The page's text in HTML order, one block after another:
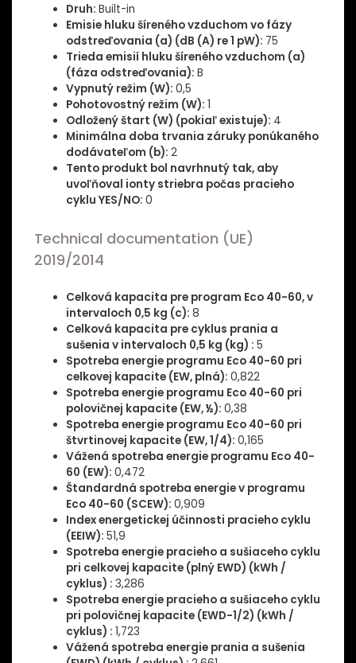
Druh: Built-in
Emisie hluku šíreného vzduchom vo fázy
odstreďovania (a) (dB (A) re 1 pW): 75
Trieda emisií hluku šíreného vzduchom (a)
(fáza odstreďovania): B
Vypnutý režim (W): 0,5
Pohotovostný režim (W): 1
Odložený štart (W) (pokiaľ existuje): 4
Minimálna doba trvania záruky ponúkaného
dodávateľom (b): 2
Tento produkt bol navrhnutý tak, aby
uvoľňoval ionty striebra počas pracieho
cyklu YES/NO: 0
Technical documentation (UE)
2019/2014
Celková kapacita pre program Eco 40-60, v
intervaloch 0,5 kg (c): 8
Celková kapacita pre cyklus prania a
sušenia v intervaloch 0,5 kg (kg) : 5
Spotreba energie programu Eco 40-60 pri
celkovej kapacite (EW, plná): 0,822
Spotreba energie programu Eco 40-60 pri
polovičnej kapacite (EW, ½): 0,38
Spotreba energie programu Eco 40-60 pri
štvrtinovej kapacite (EW, 1/4): 0,165
Vážená spotreba energie programu Eco 40-
60 (EW): 0,472
Štandardná spotreba energie v programu
Eco 40-60 (SCEW): 0,909
Index energetickej účinnosti pracieho cyklu
(EEIW): 51,9
Spotreba energie pracieho a sušiaceho cyklu
pri celkovej kapacite (plný EWD) (kWh /
cyklus) : 3,286
Spotreba energie pracieho a sušiaceho cyklu
pri polovičnej kapacite (EWD-1/2) (kWh /
cyklus) : 1,723
Vážená spotreba energie prania a sušenia